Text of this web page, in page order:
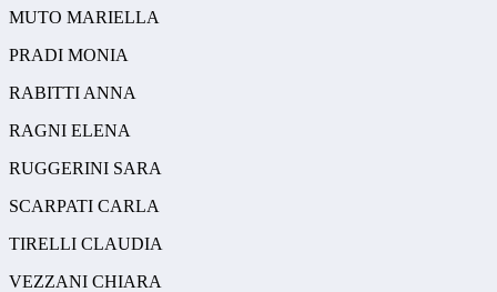
MUTO MARIELLA
PRADI MONIA
RABITTI ANNA
RAGNI ELENA
RUGGERINI SARA
SCARPATI CARLA
TIRELLI CLAUDIA
VEZZANI CHIARA